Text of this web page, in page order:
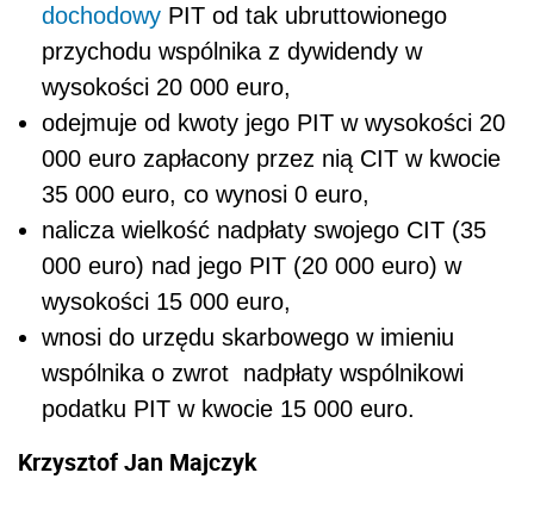
dochodowy PIT od tak ubruttowionego
przychodu wspólnika z dywidendy w
wysokości 20 000 euro,
odejmuje od kwoty jego PIT w wysokości 20
000 euro zapłacony przez nią CIT w kwocie
35 000 euro, co wynosi 0 euro,
nalicza wielkość nadpłaty swojego CIT (35
000 euro) nad jego PIT (20 000 euro) w
wysokości 15 000 euro,
wnosi do urzędu skarbowego w imieniu
wspólnika o zwrot nadpłaty wspólnikowi
podatku PIT w kwocie 15 000 euro.
Krzysztof Jan Majczyk